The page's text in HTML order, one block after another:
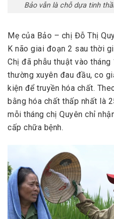
Bảo vẫn là chỗ dựa tinh
Mẹ của Bảo – chị Đỗ Thị
K não giai đoạn 2 sau thời
Chị đã phẫu thuật vào
thường xuyên đau đầu, co
kiện để truyền hóa chất.
bằng hóa chất thấp nhất là
mỗi tháng chị Quyên chỉ
cấp chữa bệnh.